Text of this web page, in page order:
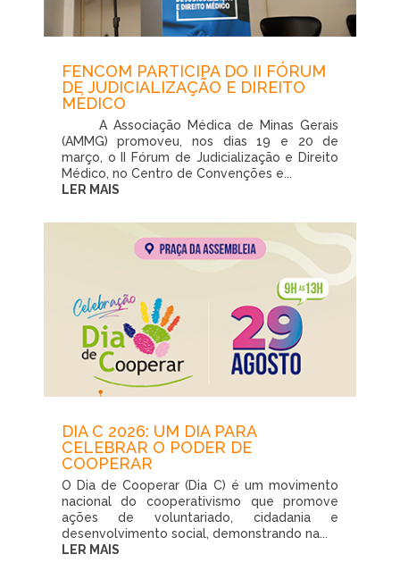
FENCOM PARTICIPA DO II FÓRUM
DE JUDICIALIZAÇÃO E DIREITO
MÉDICO
A Associação Médica de Minas Gerais
(AMMG) promoveu, nos dias 19 e 20 de
março, o II Fórum de Judicialização e Direito
Médico, no Centro de Convenções e...
LER MAIS
DIA C 2026: UM DIA PARA
CELEBRAR O PODER DE
COOPERAR
O Dia de Cooperar (Dia C) é um movimento
nacional do cooperativismo que promove
ações de voluntariado, cidadania e
desenvolvimento social, demonstrando na...
LER MAIS